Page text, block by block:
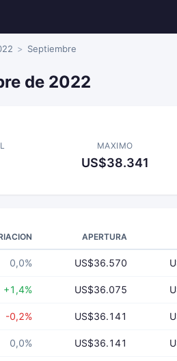
Septiembre
de 2022
MAXIMO
US$38.341
APERTURA
0,0% US$36.570
+1,4% US$36.075
-0,2% US$36.141
0,0% US$36.141